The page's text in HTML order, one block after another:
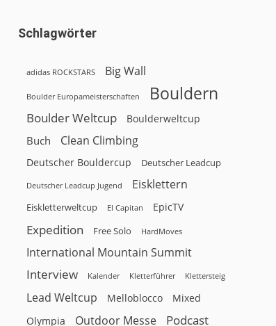
Schlagwörter
adidas ROCKSTARS Big Wall
Boulder Europameisterschaften Bouldern
Boulder Weltcup Boulderweltcup
Buch Clean Climbing
Deutscher Bouldercup Deutscher Leadcup
Deutscher Leadcup Jugend Eisklettern
Eiskletterweltcup El Capitan EpicTV
Expedition Free Solo HardMoves
International Mountain Summit
Interview Kalender Kletterführer Klettersteig
Lead Weltcup Melloblocco Mixed
Olympia Outdoor Messe Podcast